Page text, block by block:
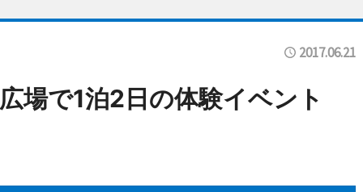
2017.06.21
場で1泊2日の体験イベント